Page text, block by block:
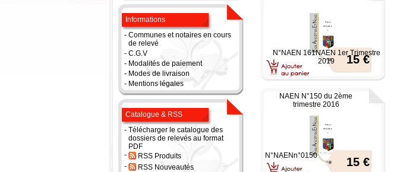
Informations
- Communes et notaires en cours
de relevé
- C.G.V
- Modalités de paiement
- Modes de livraison
- Mentions légales
Catalogue & RSS
- Télécharger le catalogue des
dossiers de relevés au format
PDF
-
RSS Produits
-
RSS Nouveautés
15 €
N°NAEN 161NAEN 1er Trimestre
2019
NAEN N°150 du 2ème
trimestre 2016
15 €
N°NAENn°0150